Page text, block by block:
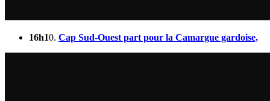
16h10. Cap Sud-Ouest part pour la Camargue gardoise,